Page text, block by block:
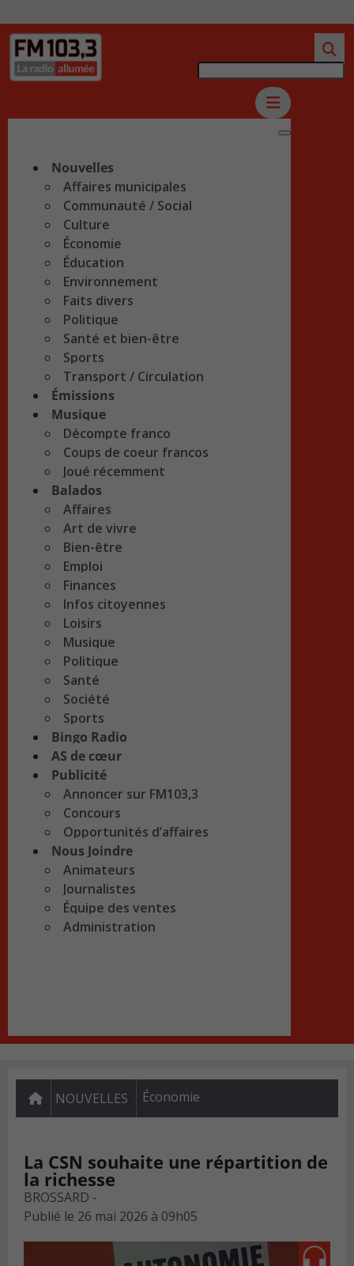
Nouvelles
Affaires municipales
Communauté / Social
Culture
Économie
Éducation
Environnement
Faits divers
Politique
Santé et bien-être
Sports
Transport / Circulation
Émissions
Musique
Décompte franco
Coups de coeur francos
Joué récemment
Balados
Affaires
Art de vivre
Bien-être
Emploi
Finances
Infos citoyennes
Loisirs
Musique
Politique
Santé
Société
Sports
Bingo Radio
AS de cœur
Publicité
Annoncer sur FM103,3
Concours
Opportunités d’affaires
Nous Joindre
Animateurs
Journalistes
Équipe des ventes
Administration
NOUVELLES Économie
La CSN souhaite une répartition de
la richesse
BROSSARD -
Publié le 26 mai 2026 à 09h05